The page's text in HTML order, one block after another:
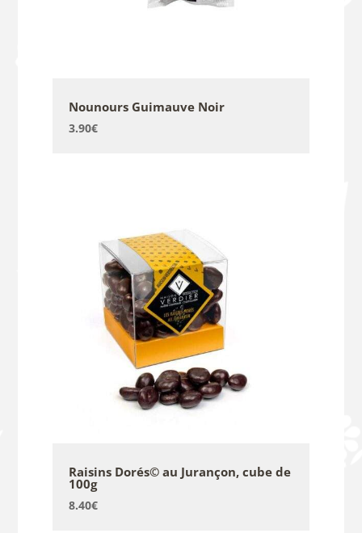
Nounours Guimauve Noir
3.90€
Raisins Dorés© au Jurançon, cube de
100g
8.40€